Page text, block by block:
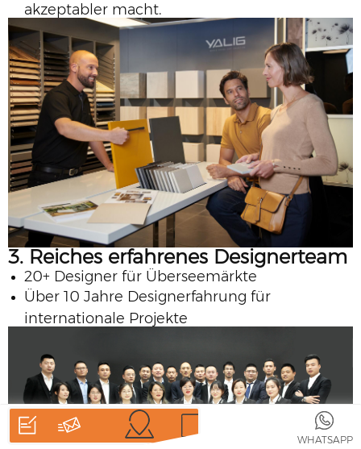
akzeptabler macht.
3. Reiches erfahrenes Designerteam
20+ Designer für Überseemärkte
Über 10 Jahre Designerfahrung für
internationale Projekte
HEIM PRODUKTE WHATSAPP